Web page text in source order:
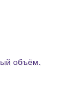
объём.